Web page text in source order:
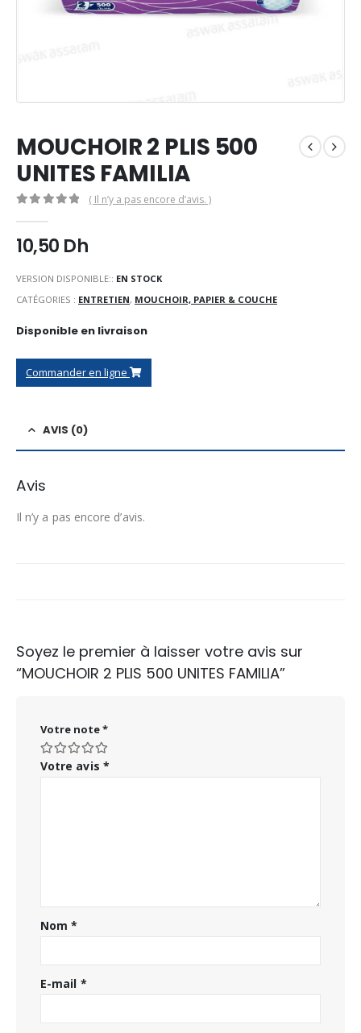
MOUCHOIR 2 PLIS 500
UNITES FAMILIA
( Il n’y a pas encore d’avis. )
10,50 Dh
VERSION DISPONIBLE:: EN STOCK
CATÉGORIES : ENTRETIEN, MOUCHOIR, PAPIER & COUCHE
Disponible en livraison
Commander en ligne
AVIS (0)
Avis
Il n’y a pas encore d’avis.
Soyez le premier à laisser votre avis sur
“MOUCHOIR 2 PLIS 500 UNITES FAMILIA”
Votre note*
Votre avis *
Nom*
E-mail *